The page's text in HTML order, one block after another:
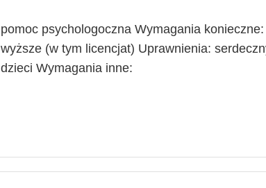
pomoc psychologoczna Wymagania konieczne:
wyższe (w tym licencjat) Uprawnienia:
dzieci Wymagania inne: